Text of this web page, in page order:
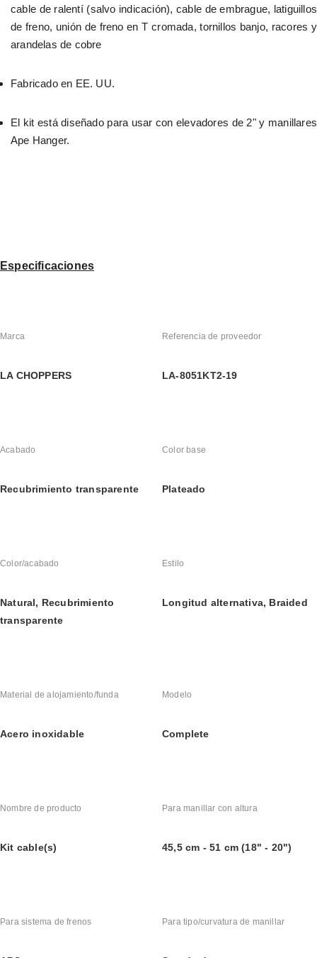
cable de ralentí (salvo indicación), cable de embrague, latiguillos
de freno, unión de freno en T cromada, tornillos banjo, racores y
arandelas de cobre
Fabricado en EE. UU.
El kit está diseñado para usar con elevadores de 2" y manillares
Ape Hanger.
Especificaciones
Marca
LA CHOPPERS
Referencia de proveedor
LA-8051KT2-19
Acabado
Recubrimiento transparente
Color base
Plateado
Color/acabado
Natural, Recubrimiento
transparente
Estilo
Longitud alternativa, Braided
Material de alojamiento/funda
Acero inoxidable
Modelo
Complete
Nombre de producto
Kit cable(s)
Para manillar con altura
45,5 cm - 51 cm (18" - 20")
Para sistema de frenos Para tipo/curvatura de manillar